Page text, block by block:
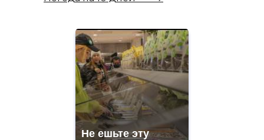
Не ешьте эту